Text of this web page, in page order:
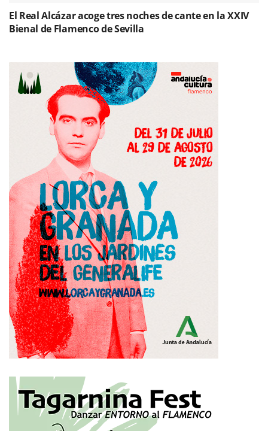
El Real Alcázar acoge tres noches de cante en la XXIV
Bienal de Flamenco de Sevilla